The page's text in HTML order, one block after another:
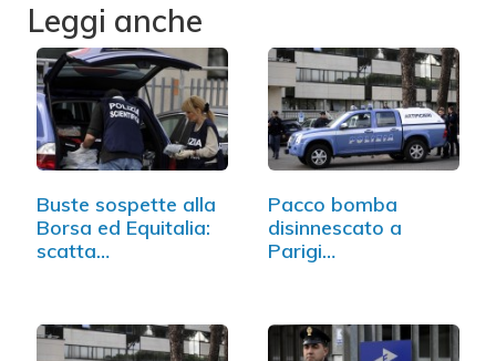
Leggi anche
Buste sospette alla
Borsa ed Equitalia:
scatta…
Pacco bomba
disinnescato a
Parigi